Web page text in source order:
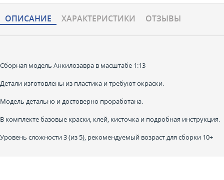
ОПИСАНИЕ ХАРАКТЕРИCТИКИ ОТЗЫВЫ
Сборная модель Анкилозавра в масштабе 1:13
Детали изготовлены из пластика и требуют окраски.
Модель детально и достоверно проработана.
В комплекте базовые краски, клей, кисточка и подробная инструкция.
Уровень сложности 3 (из 5), рекомендуемый возраст для сборки 10+